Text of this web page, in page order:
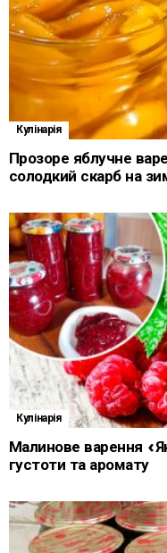
Кулінарія
Прозоре яблучне
солодкий скарб на
Кулінарія
Малинове варення
густоти та аромату